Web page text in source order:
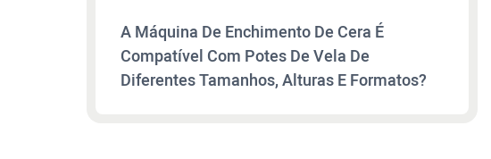
A Máquina De Enchimento De Cera É
Compatível Com Potes De Vela De
Diferentes Tamanhos, Alturas E Formatos?